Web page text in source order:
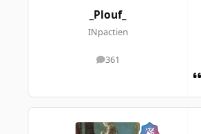
_Plouf_
INpactien
361
messages